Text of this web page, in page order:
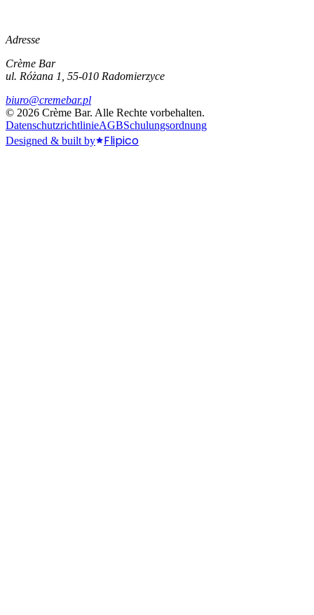
Adresse
Crème Bar
ul. Różana 1, 55-010 Radomierzyce
biuro@cremebar.pl
© 2026 Crème Bar. Alle Rechte vorbehalten.
DatenschutzrichtlinieAGBSchulungsordnung
Designed & built by
Flipico